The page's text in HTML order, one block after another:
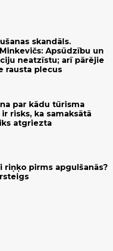
skandāls.
Apsūdzību un
neatzīstu; arī pārējie
rausta plecus
par kādu tūrisma
risks, ka samaksātā
atgriezta
riņķo pirms apgulšanās?